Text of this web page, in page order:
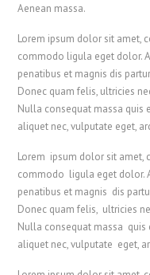
Aenean massa.
Lorem ipsum dolor sit amet,
commodo ligula eget dolor.
penatibus et magnis dis
Donec quam felis, ultricies
Nulla consequat massa quis
aliquet nec, vulputate eget,
Lorem ipsum dolor sit amet,
commodo ligula eget dolor.
penatibus et magnis dis
Donec quam felis, ultricies
Nulla consequat massa quis
aliquet nec, vulputate eget,